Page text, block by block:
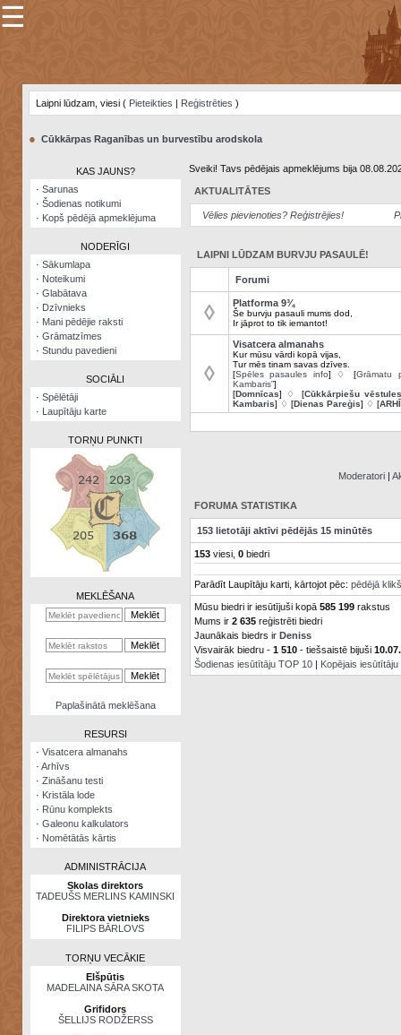
×
Šodienas
notikumi
Visatcera
almanahs
Arhīvs
Zināšanu
kalkulators
Nomētātās
☰
Laipni lūdzam, viesi ( Pieteikties | Reģistrēties )
● Cūkkārpas Raganības un burvestību arodskola
KAS JAUNS?
· Sarunas
· Šodienas notikumi
· Kopš pēdējā apmeklējuma
NODERĪGI
· Sākumlapa
· Noteikumi
· Glabātava
· Dzīvnieks
· Mani pēdējie raksti
· Grāmatzīmes
· Stundu pavedieni
SOCIĀLI
· Spēlētāji
· Laupītāju karte
TORŅU PUNKTI
MEKLĒŠANA
Paplašinātā meklēšana
RESURSI
· Visatcera almanahs
· Arhīvs
· Zināšanu testi
· Kristāla lode
· Rūnu komplekts
· Galeonu kalkulators
· Nomētātās kārtis
ADMINISTRĀCIJA
Skolas direktors
TADEUŠS MERLINS KAMINSKI
Direktora vietnieks
FILIPS BĀRLOVS
TORŅU VECĀKIE
Elšpūtis
MADELAINA SĀRA SKOTA
Grifidors
ŠELLIJS RODŽERSS
Sveiki! Tavs pēdējais apmeklējums bija
AKTUALITĀTES
Vēlies pievienoties? Reģistrējies!
LAIPNI LŪDZAM BURVJU PASAULĒ!
Forumi
◊ Platforma 9¾
Še burvju pasauli mums dod,
Ir jāprot to tik iemantot!
◊
Visatcera almanahs
Kur mūsu vārdi kopā vijas,
Tur mēs tinam savas dzīves.
[Spēles pasaules info] ♢ [Grāmatu
Kambaris”]
[Domnīcas] ♢ [Cūkkārpiešu vēstules
Kambaris] ♢ [Dienas Pareģis] ♢ [
Moderatori |
FORUMA STATISTIKA
153 lietotāji aktīvi pēdējās 15 minūtēs
153viesi, 0biedri
Parādīt Laupītāju karti, kārtojot pēc: pēdējā
Mūsu biedri ir iesūtījuši kopā 585 199rakstus
Mums ir 2 635reģistrēti biedri
Jaunākais biedrs ir Deniss
Visvairāk biedru - 1 510- tiešsaistē bijuši
Šodienas iesūtītāju TOP 10| Kopējais iesūtītāju